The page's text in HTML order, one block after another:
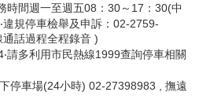
時間週一至週五08：30～17：30(中
規停車檢舉及申訴：02-2759-
話過程全程錄音 )
請多利用市民熱線1999查詢停車相關
停車場(24小時) 02-27398983 , 撫遠